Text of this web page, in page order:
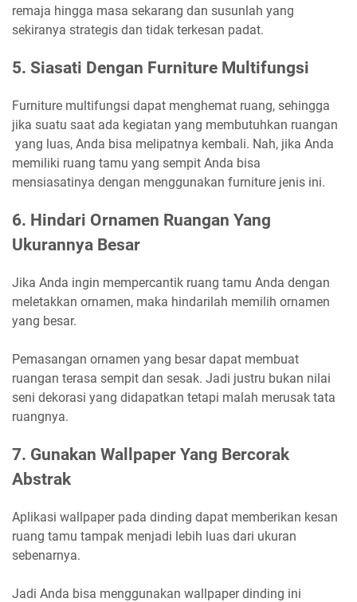
remaja hingga masa sekarang dan susunlah yang
sekiranya strategis dan tidak terkesan padat.
5. Siasati Dengan Furniture Multifungsi
Furniture multifungsi dapat menghemat ruang, sehingga
jika suatu saat ada kegiatan yang membutuhkan ruangan
yang luas, Anda bisa melipatnya kembali. Nah, jika Anda
memiliki ruang tamu yang sempit Anda bisa
mensiasatinya dengan menggunakan furniture jenis ini.
6. Hindari Ornamen Ruangan Yang
Ukurannya Besar
Jika Anda ingin mempercantik ruang tamu Anda dengan
meletakkan ornamen, maka hindarilah memilih ornamen
yang besar.
Pemasangan ornamen yang besar dapat membuat
ruangan terasa sempit dan sesak. Jadi justru bukan nilai
seni dekorasi yang didapatkan tetapi malah merusak tata
ruangnya.
7. Gunakan Wallpaper Yang Bercorak
Abstrak
Aplikasi wallpaper pada dinding dapat memberikan kesan
ruang tamu tampak menjadi lebih luas dari ukuran
sebenarnya.
Jadi Anda bisa menggunakan wallpaper dinding ini